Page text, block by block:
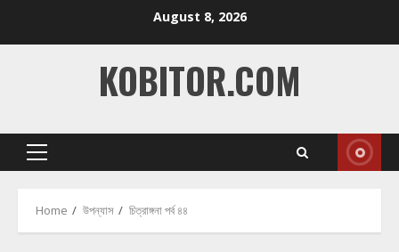
August 8, 2026
KOBITOR.COM
Primary
Home উপন্যাস চিত্রাঙ্গনা পর্ব ৪৪